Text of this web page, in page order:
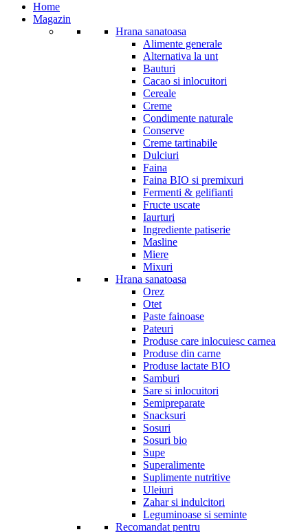
Home
Magazin
Hrana sanatoasa
Alimente generale
Alternativa la unt
Bauturi
Cacao si inlocuitori
Cereale
Creme
Condimente naturale
Conserve
Creme tartinabile
Dulciuri
Faina
Faina BIO si premixuri
Fermenti & gelifianti
Fructe uscate
Iaurturi
Ingrediente patiserie
Masline
Miere
Mixuri
Hrana sanatoasa
Orez
Otet
Paste fainoase
Pateuri
Produse care inlocuiesc carnea
Produse din carne
Produse lactate BIO
Samburi
Sare si inlocuitori
Semipreparate
Snacksuri
Sosuri
Sosuri bio
Supe
Superalimente
Suplimente nutritive
Uleiuri
Zahar si indulcitori
Leguminoase si seminte
Recomandat pentru